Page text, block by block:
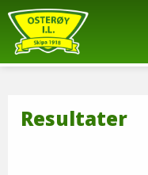
Resultater